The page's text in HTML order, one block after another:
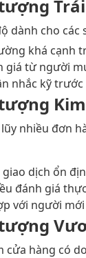
dành cho
khá cạnh
giá từ người
nhắc kỹ
nhiều đơn
dịch ổn
đánh giá
với người
cửa hàng có